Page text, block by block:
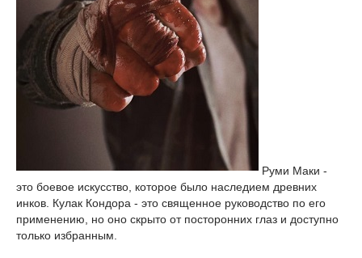
Руми Маки -
это боевое искусство, которое было наследием древних
инков. Кулак Кондора - это священное руководство по его
применению, но оно скрыто от посторонних глаз и доступно
только избранным.